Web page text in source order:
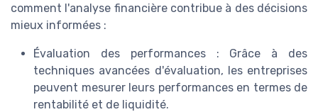
comment l'analyse financière contribue à des décisions
mieux informées :
Évaluation des performances : Grâce à des
techniques avancées d'évaluation, les entreprises
peuvent mesurer leurs performances en termes de
rentabilité et de liquidité.